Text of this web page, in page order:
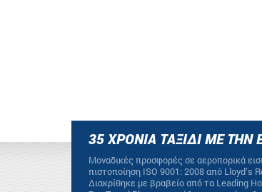
35 ΧΡΟΝΙΑ ΤΑΞΙΔΙ ΜΕ ΤΗΝ
Mοναδικές προσφορές σε αεροπορικά
πιστοποίηση ΙSO 9001: 2008 από
Διακρίθηκε με βραβείο από τα Leading